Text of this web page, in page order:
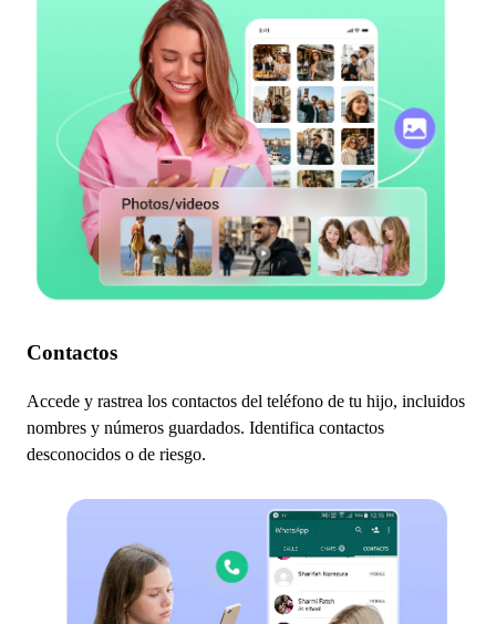
Contactos
Accede y rastrea los contactos del teléfono de tu hijo, incluidos
nombres y números guardados. Identifica contactos
desconocidos o de riesgo.